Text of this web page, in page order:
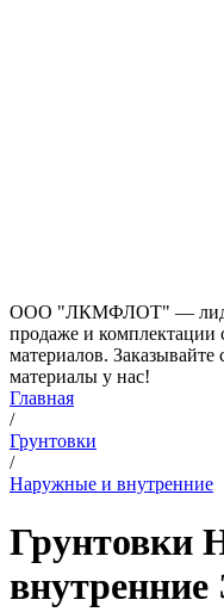
ООО "ЛКМФЛОТ" — лидер
продаже и комплектации
материалов.
материалы у нас!
Главная
/
Грунтовки
/
Наружные и внутренние
Грунтовки